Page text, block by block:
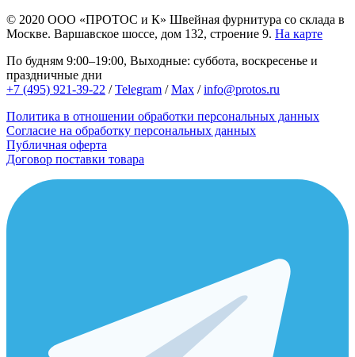
© 2020 ООО «ПРОТОС и К» Швейная фурнитура со склада в
Москве. Варшавское шоссе, дом 132, строение 9. На карте
По будням 9:00–19:00, Выходные: суббота, воскресенье и
праздничные дни
+7 (495) 921-39-22 /Telegram /Max /info@protos.ru
Политика в отношении обработки персональных данных
Согласие на обработку персональных данных
Публичная оферта
Договор поставки товара